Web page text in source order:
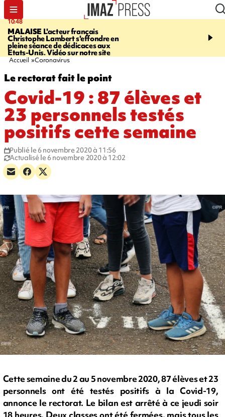
10:48
MALAISE L'acteur français
Christophe Lambert s'effondre en
pleine séance de dédicaces aux
Etats-Unis. Vidéo sur notre site
13:48
l'Ouest pour le début
Accueil Coronavirus
Le rectorat fait le point
Covid-19 : 87 élèves et
23 personnels testés
positifs cette semaine
Publié le 6 novembre 2020 à 11:56
Actualisé le 6 novembre 2020 à 12:02
Cette semaine du 2 au 5 novembre 2020, 87 élèves et 23
personnels ont été testés positifs à la Covid-19,
annonce le rectorat. Le bilan est arrêté à ce jeudi soir